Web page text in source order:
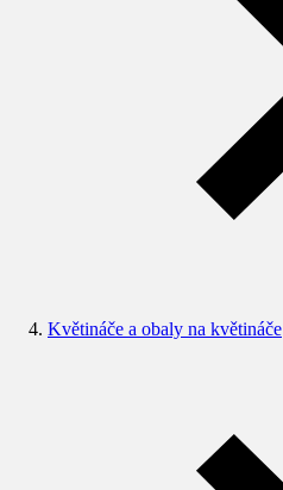
Květináče a obaly na květináče